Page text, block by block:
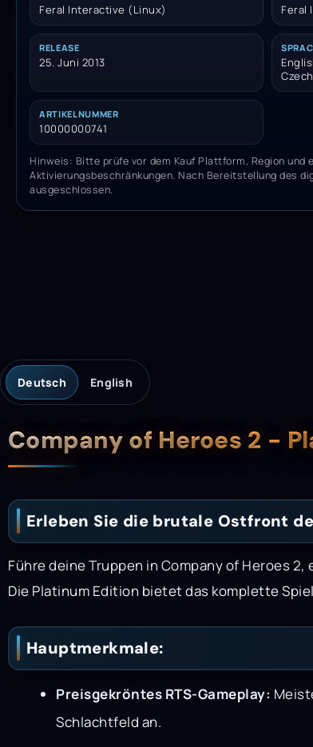
Feral Interactive (Linux) Feral
RELEASE
25. Juni 2013
ARTIKELNUMMER
10000000741
Hinweis: Bitte prüfe vor dem Kauf Plattform, Region und
Aktivierungsbeschränkungen. Nach Bereitstellung des
ausgeschlossen.
Deutsch English
Company of Heroes 2 -
Erleben Sie die brutale Ostfront
Führe deine Truppen in Company of Heroes
Die Platinum Edition bietet das komplette
Hauptmerkmale:
Preisgekröntes RTS-Gameplay:
Schlachtfeld an.